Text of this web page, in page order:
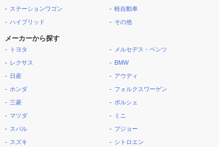
ステーションワゴン
ハイブリッド
軽自動車
その他
メーカーから探す
トヨタ
レクサス
日産
ホンダ
三菱
マツダ
スバル
スズキ
メルセデス・ベンツ
BMW
アウディ
フォルクスワーゲン
ポルシェ
ミニ
プジョー
シトロエン